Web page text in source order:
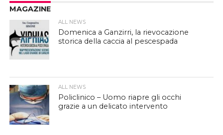
MAGAZINE
ALL NEWS
Domenica a Ganzirri, la rievocazione
storica della caccia al pescespada
ALL NEWS
Policlinico – Uomo riapre gli occhi
grazie a un delicato intervento